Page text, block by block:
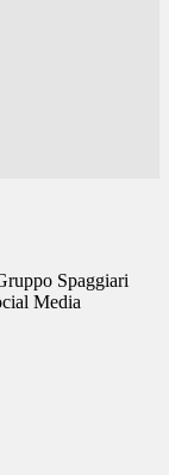
Spaggiari
Media